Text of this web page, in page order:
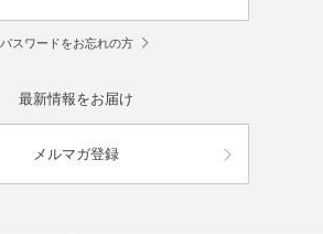
パスワードをお忘れの方
最新情報をお届け
メルマガ登録